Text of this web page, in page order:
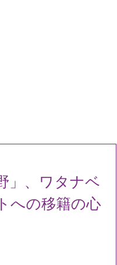
」、ワタナベ
への移籍の心